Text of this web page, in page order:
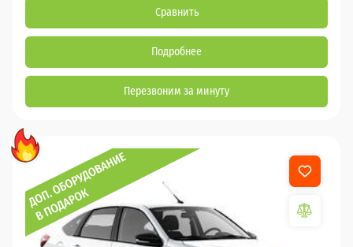
Сравнить
Подробнее
Перезвоним за минуту